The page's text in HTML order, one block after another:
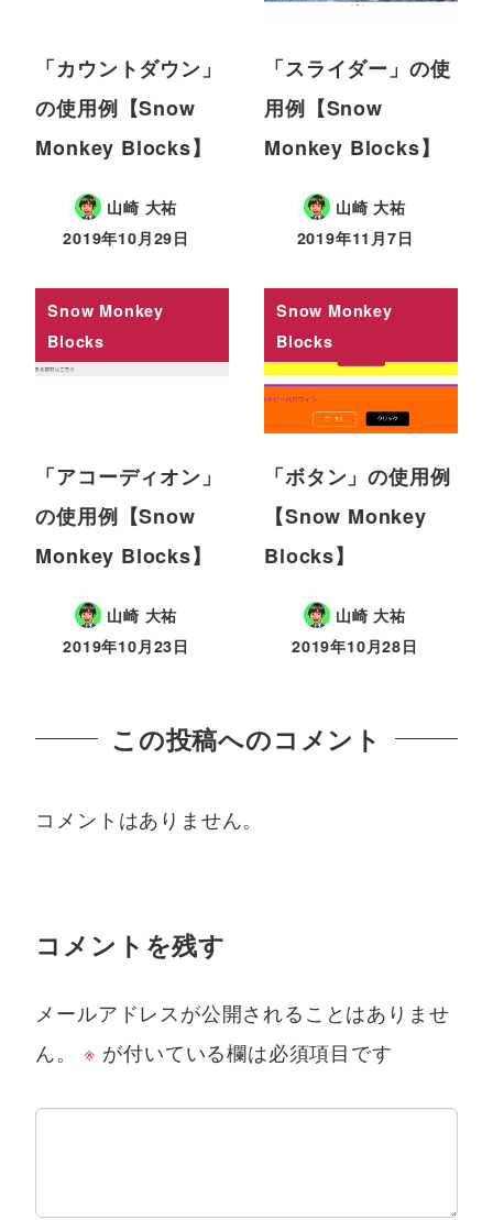
「カウントダウン」
の使用例【Snow
Monkey Blocks】
山崎 大祐
2019年10月29日
「スライダー」の使
用例【Snow
Monkey Blocks】
山崎 大祐
2019年11月7日
Snow Monkey
Blocks
「アコーディオン」
の使用例【Snow
Monkey Blocks】
山崎 大祐
2019年10月23日
Snow Monkey
Blocks
「ボタン」の使用例
【Snow Monkey
Blocks】
山崎 大祐
2019年10月28日
この投稿へのコメント
コメントはありません。
コメントを残す
メールアドレスが公開されることはありませ
ん。
※ が付いている欄は必須項目です